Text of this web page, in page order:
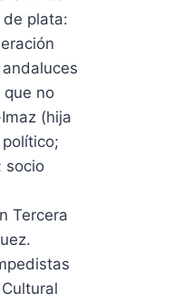
plata:
que no
(hija
socio
Tercera